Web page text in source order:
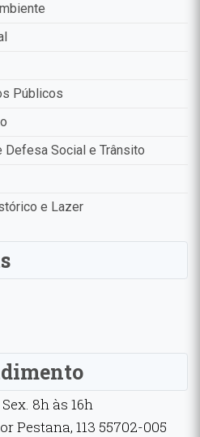
Públicos
Defesa Social e Trânsito
e Lazer
Sex. 8h às 16h
Pestana, 113 55702-005